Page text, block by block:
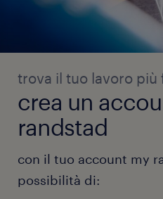
trova il tuo lavoro più
crea un
randstad
con il tuo account my
possibilità di: